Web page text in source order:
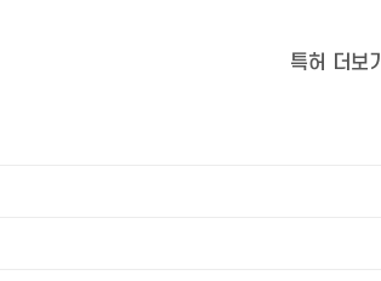
특허 더보기